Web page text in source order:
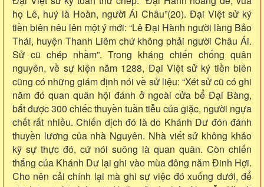
họ Lê, huý là Hoàn, người Ái Châu”(20). Đại Việt sử ký
tiền biên nêu lên một ý mới: “Lê Đại Hành người làng Bảo
Thái, huyện Thanh Liêm chứ không phải người Châu Ái.
Sử cũ chép nhầm”. Trong kháng chiến chống quân
nguyên, về sự kiện năm 1288, Đại Việt sử ký tiền biên
cũng có những giám định nói về sử liệu: “Xét sử cũ có ghi
năm đó quan quân hội đánh ở ngoài cửa bể Đại Bàng,
bắt được 300 chiếc thuyền tuần tiễu của giặc, người ngựa
chết rất nhiều. Chiến dịch đó là do Khánh Dư đón đánh
thuyền lương của nhà Nguyên. Nhà viết sử không khảo
kỹ sự thực đó, cứ nói suông là quan quân. Còn chiến
thắng của Khánh Dư lại ghi vào mùa đông năm Đinh Hợi.
Cho nên cải chính lại mà ghi sự việc đó xuống dưới, để